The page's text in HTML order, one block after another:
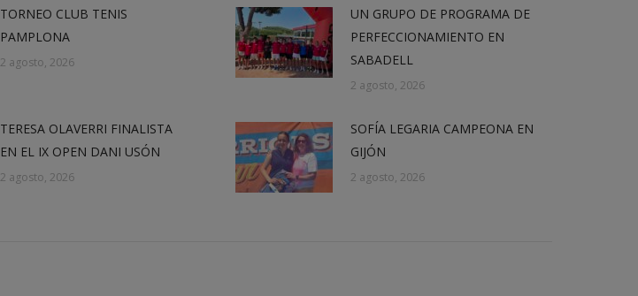
TORNEO CLUB TENIS
PAMPLONA
2 agosto, 2026
UN GRUPO DE PROGRAMA DE
PERFECCIONAMIENTO EN
SABADELL
2 agosto, 2026
TERESA OLAVERRI FINALISTA
EN EL IX OPEN DANI USÓN
2 agosto, 2026
SOFÍA LEGARIA CAMPEONA EN
GIJÓN
2 agosto, 2026